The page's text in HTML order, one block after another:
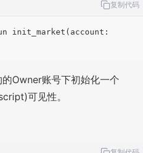
复制代码
init_market(account:
Owner账号下初始化一个
可见性。